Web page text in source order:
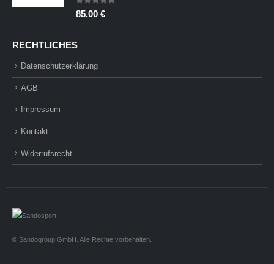
0out of 5
85,00 €
RECHTLICHES
Datenschutzerklärung
AGB
Impressum
Kontakt
Widerrufsrecht
© Sandogroup GmbH. Alle Rechte vorbehalten.